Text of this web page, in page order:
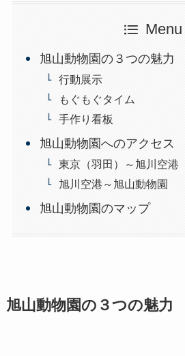
Menu
旭山動物園の３つの魅力
行動展示
もぐもぐタイム
手作り看板
旭山動物園へのアクセス
東京（羽田）～旭川空港
旭川空港～旭山動物園
旭山動物園のマップ
旭山動物園の３つの魅力